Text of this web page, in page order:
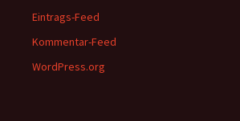
Eintrags-Feed
Kommentar-Feed
WordPress.org